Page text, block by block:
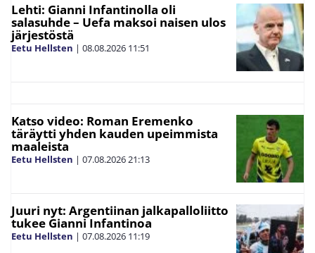
Lehti: Gianni Infantinolla oli
salasuhde – Uefa maksoi naisen ulos
järjestöstä
Eetu Hellsten | 08.08.2026 11:51
Katso video: Roman Eremenko
täräytti yhden kauden upeimmista
maaleista
Eetu Hellsten | 07.08.2026 21:13
Juuri nyt: Argentiinan jalkapalloliitto
tukee Gianni Infantinoa
Eetu Hellsten | 07.08.2026 11:19